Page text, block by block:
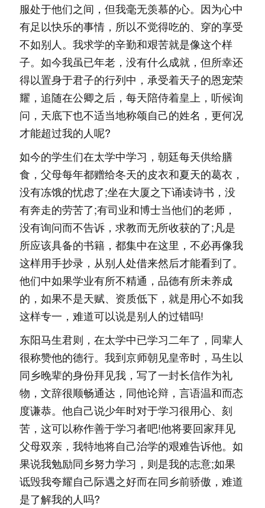
服处于他们之间，但我毫无羡慕的心。因为心中
有足以快乐的事情，所以不觉得吃的、穿的享受
不如别人。我求学的辛勤和艰苦就是像这个样
子。如今我虽已年老，没有什么成就，但所幸还
得以置身于君子的行列中，承受着天子的恩宠荣
耀，追随在公卿之后，每天陪侍着皇上，听候询
问，天底下也不适当地称颂自己的姓名，更何况
才能超过我的人呢?
如今的学生们在太学中学习，朝廷每天供给膳
食，父母每年都赠给冬天的皮衣和夏天的葛衣，
没有冻饿的忧虑了;坐在大厦之下诵读诗书，没
有奔走的劳苦了;有司业和博士当他们的老师，
没有询问而不告诉，求教而无所收获的了;凡是
所应该具备的书籍，都集中在这里，不必再像我
这样用手抄录，从别人处借来然后才能看到了。
他们中如果学业有所不精通，品德有所未养成
的，如果不是天赋、资质低下，就是用心不如我
这样专一，难道可以说是别人的过错吗!
东阳马生君则，在太学中已学习二年了，同辈人
很称赞他的德行。我到京师朝见皇帝时，马生以
同乡晚辈的身份拜见我，写了一封长信作为礼
物，文辞很顺畅通达，同他论辩，言语温和而态
度谦恭。他自己说少年时对于学习很用心、刻
苦，这可以称作善于学习者吧!他将要回家拜见
父母双亲，我特地将自己治学的艰难告诉他。如
果说我勉励同乡努力学习，则是我的志意;如果
诋毁我夸耀自己际遇之好而在同乡前骄傲，难道
是了解我的人吗?